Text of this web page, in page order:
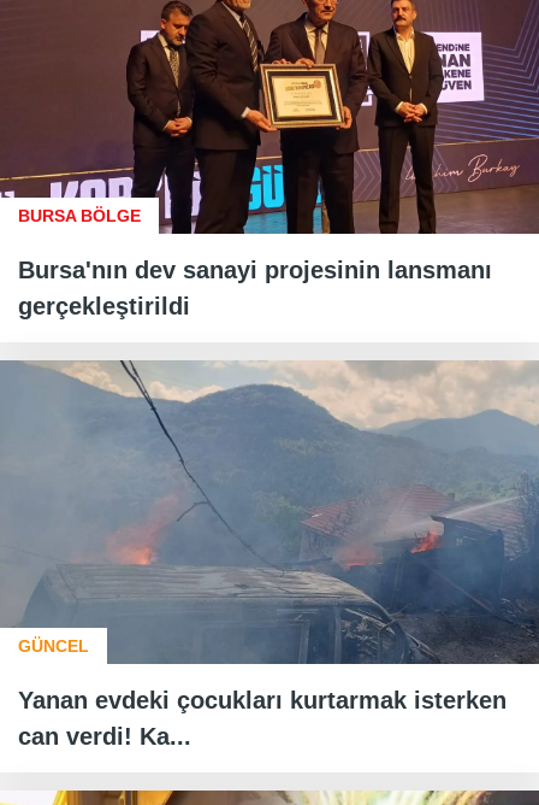
BURSA BÖLGE
Bursa'nın dev sanayi projesinin lansmanı
gerçekleştirildi
GÜNCEL
Yanan evdeki çocukları kurtarmak isterken
can verdi! Ka...